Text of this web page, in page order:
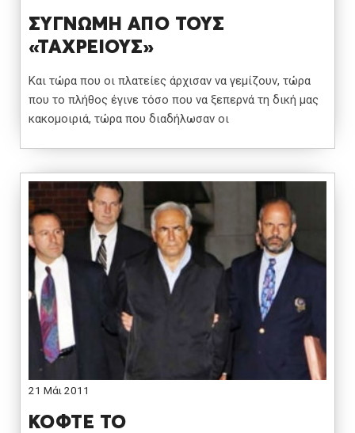
ΣΥΓΝΩΜΗ ΑΠΟ ΤΟΥΣ
«ΤΑΧΡΕΙΟΥΣ»
Και τώρα που οι πλατείες άρχισαν να γεμίζουν, τώρα
που το πλήθος έγινε τόσο που να ξεπερνά τη δική μας
κακομοιριά, τώρα που διαδήλωσαν οι
21 Μάι 2011
ΚΟΦΤΕ ΤΟ